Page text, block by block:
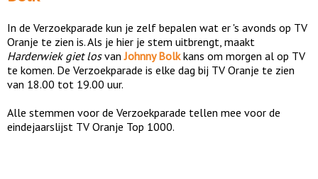
In de Verzoekparade kun je zelf bepalen wat er 's avonds op TV
Oranje te zien is. Als je hier je stem uitbrengt, maakt
Harderwiek giet losvanJohnny Bolkkans om morgen al op TV
te komen. De Verzoekparade is elke dag bij TV Oranje te zien
van 18.00 tot 19.00 uur.
Alle stemmen voor de Verzoekparade tellen mee voor de
eindejaarslijst TV Oranje Top 1000.